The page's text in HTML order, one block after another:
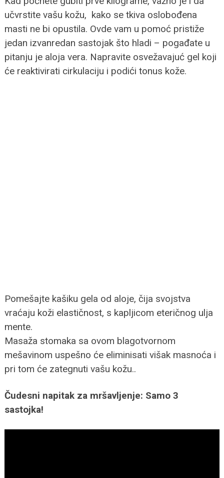
učvrstite vašu kožu, kako se tkiva oslobođena
masti ne bi opustila. Ovde vam u pomoć pristiže
jedan izvanredan sastojak što hladi – pogađate u
pitanju je aloja vera. Napravite osvežavajuć gel koji
će reaktivirati cirkulaciju i podići tonus kože.
Pomešajte kašiku gela od aloje, čija svojstva
vraćaju koži elastičnost, s kapljicom eteričnog ulja
mente.
Masaža stomaka sa ovom blagotvornom
mešavinom uspešno će eliminisati višak masnoća i
pri tom će zategnuti vašu kožu..
Čudesni napitak za mršavljenje: Samo 3
sastojka!